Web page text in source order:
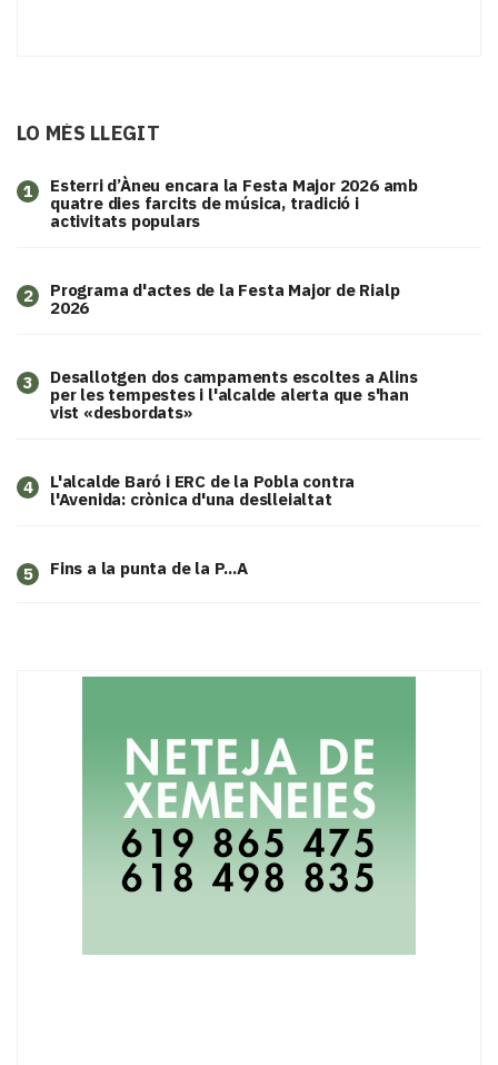
LO MÉS LLEGIT
1
Esterri d’Àneu encara la Festa Major 2026 amb
quatre dies farcits de música, tradició i
activitats populars
2
Programa d'actes de la Festa Major de Rialp
2026
3
​Desallotgen dos campaments escoltes a Alins
per les tempestes i l'alcalde alerta que s'han
vist «desbordats»
4
L'alcalde Baró i ERC de la Pobla contra
l'Avenida: crònica d'una deslleialtat
5 Fins a la punta de la P...A